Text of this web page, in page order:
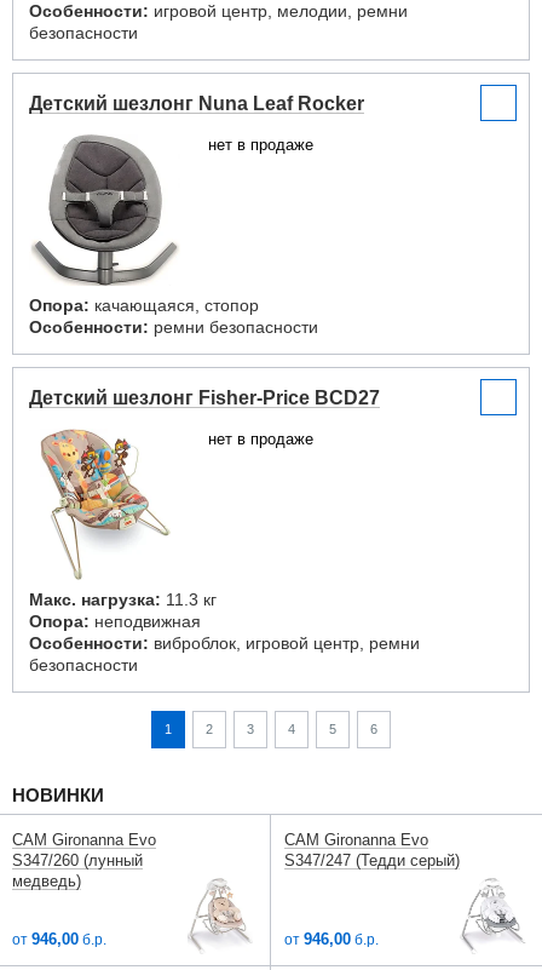
Особенности: игровой центр, мелодии, ремни
безопасности
Детский шезлонг Nuna Leaf Rocker
нет в продаже
Опора: качающаяся, стопор
Особенности: ремни безопасности
Детский шезлонг Fisher-Price BCD27
нет в продаже
Макс. нагрузка: 11.3 кг
Опора: неподвижная
Особенности: виброблок, игровой центр, ремни
безопасности
1 2 3 4 5 6
НОВИНКИ
CAM Gironanna Evo
S347/260 (лунный
медведь)
от 946,00б.р.
CAM Gironanna Evo
S347/247 (Тедди серый)
от 946,00б.р.